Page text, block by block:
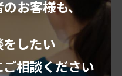
お客様も、
したい
相談ください